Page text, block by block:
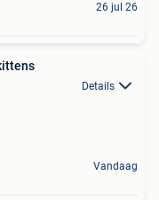
26 jul 26
Details
Vandaag